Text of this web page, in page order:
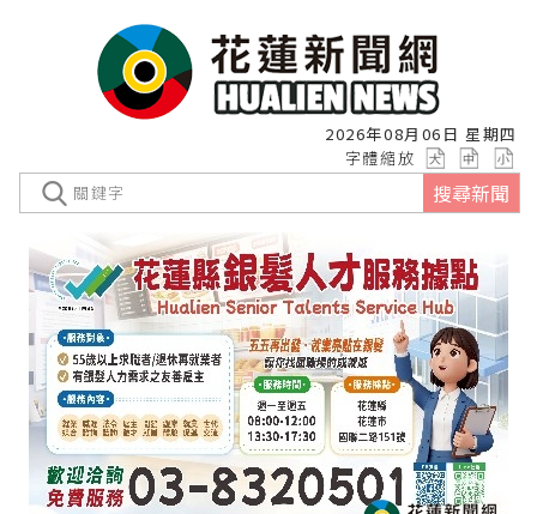
2026年08月06日 星期四
字體縮放
搜尋新聞